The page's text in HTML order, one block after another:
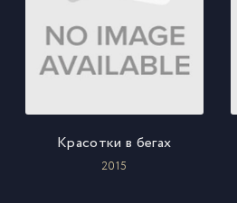
Красотки в бегах
2015